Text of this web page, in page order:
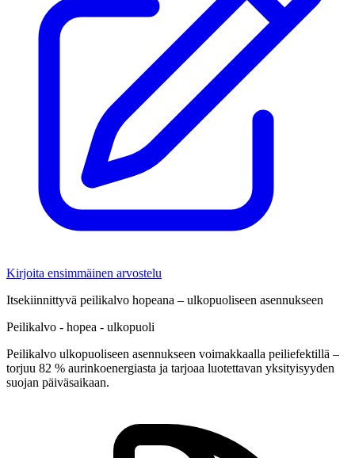
Kirjoita ensimmäinen arvostelu
Itsekiinnittyvä peilikalvo hopeana – ulkopuoliseen asennukseen
Peilikalvo - hopea - ulkopuoli
Peilikalvo ulkopuoliseen asennukseen voimakkaalla peiliefektillä –
torjuu 82 % aurinkoenergiasta ja tarjoaa luotettavan yksityisyyden
suojan päiväsaikaan.